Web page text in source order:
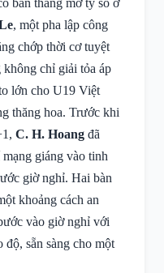
bàn thắng mở tỷ số ở
, một pha lập công
chớp thời cơ tuyệt
không chỉ giải tỏa áp
lớn cho U19 Việt
thăng hoa. Trước khi
C. H. Hoang đã
giáng vào tinh
giờ nghỉ. Hai bàn
khoảng cách an
vào giờ nghỉ với
sẵn sàng cho một